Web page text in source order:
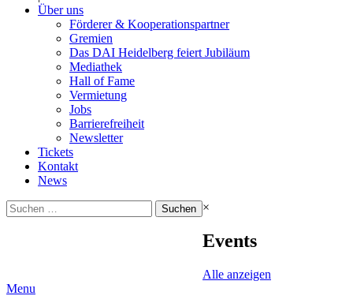
Über uns
Förderer & Kooperationspartner
Gremien
Das DAI Heidelberg feiert Jubiläum
Mediathek
Hall of Fame
Vermietung
Jobs
Barrierefreiheit
Newsletter
Tickets
Kontakt
News
Suchen
nach:
×
Events
Alle anzeigen
Menu